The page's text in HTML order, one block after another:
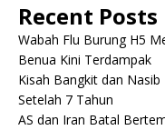
Recent Posts
Wabah Flu Burung H5
Benua Kini Terdampak
Kisah Bangkit dan
Setelah 7 Tahun
AS dan Iran Batal